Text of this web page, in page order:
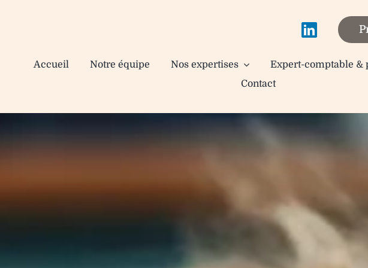
Accueil Notre équipe Nos expertises Expert-comptable &
Contact